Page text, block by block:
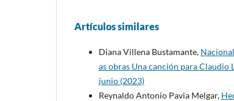
Artículos similares
Diana Villena Bustamante,
as obras Una canción para Claudio
junio (2023)
Reynaldo Antonio Pavia Melgar,